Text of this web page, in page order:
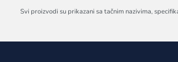
Svi proizvodi su prikazani sa tačnim nazivima,